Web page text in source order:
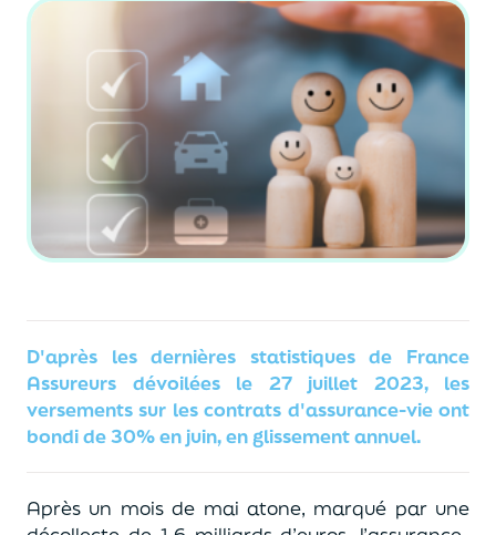
D'après les dernières statistiques de France
Assureurs dévoilées le 27 juillet 2023, les
versements sur les contrats d'assurance-vie ont
bondi de 30% en juin, en glissement annuel.
Après un mois de mai atone, marqué par une